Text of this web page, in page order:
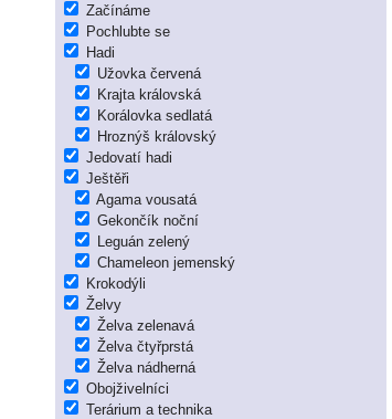
Začínáme
Pochlubte se
Hadi
Užovka červená
Krajta královská
Korálovka sedlatá
Hroznýš královský
Jedovatí hadi
Ještěři
Agama vousatá
Gekončík noční
Leguán zelený
Chameleon jemenský
Krokodýli
Želvy
Želva zelenavá
Želva čtyřprstá
Želva nádherná
Obojživelníci
Terárium a technika